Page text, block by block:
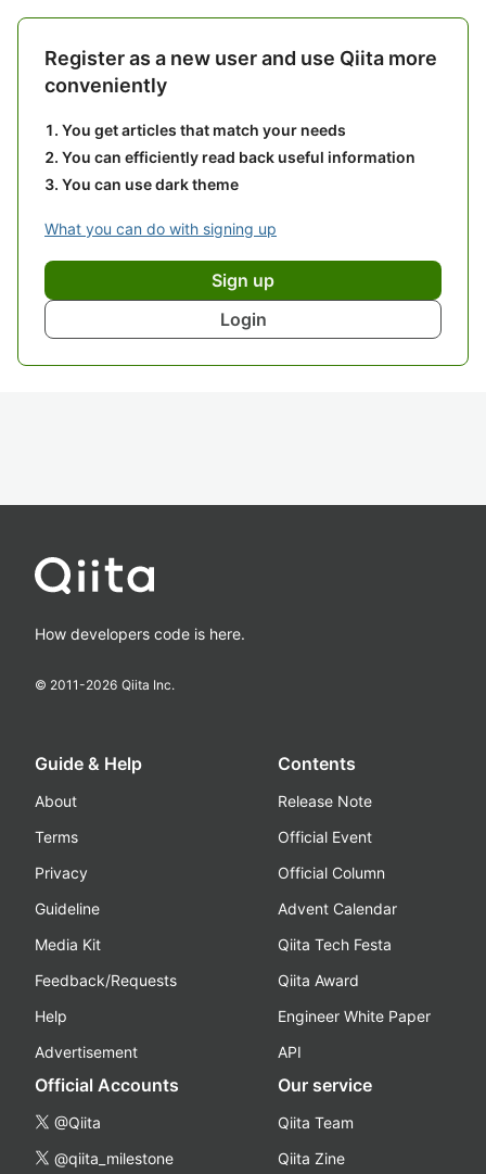
Register as a new user and use Qiita more
conveniently
You get articles that match your needs
You can efficiently read back useful information
You can use dark theme
What you can do with signing up
Sign up
Login
How developers code is here.
© 2011-2026 Qiita Inc.
Guide & Help
About
Terms
Privacy
Guideline
Media Kit
Feedback/Requests
Help
Advertisement
Contents
Release Note
Official Event
Official Column
Advent Calendar
Qiita Tech Festa
Qiita Award
Engineer White Paper
API
Official Accounts
@Qiita
@qiita_milestone
Our service
Qiita Team
Qiita Zine